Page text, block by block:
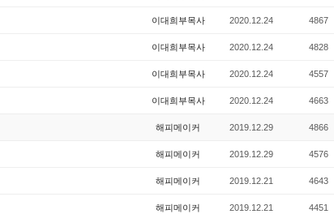
이대희부목사 2020.12.24 4867
이대희부목사 2020.12.24 4828
이대희부목사 2020.12.24 4557
이대희부목사 2020.12.24 4663
해피메이커 2019.12.29 4866
해피메이커 2019.12.29 4576
해피메이커 2019.12.21 4643
해피메이커 2019.12.21 4451